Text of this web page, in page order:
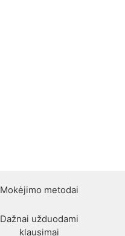
Mokėjimo metodai
Dažnai užduodami
klausimai